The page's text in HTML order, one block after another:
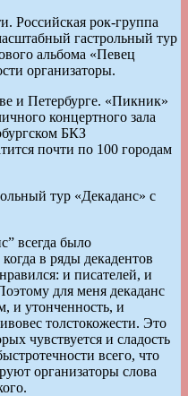
рок-группа
гастрольный тур
альбома «Певец
организаторы.
и Петербурге. «Пикник»
концертного зала
БКЗ
почти по 100 городам
всегда было
в ряды декадентов
и писателей, и
для меня декаданс
и утонченность, и
толстокожести. Это
чувствуется и сладость
всего, что
организаторы слова